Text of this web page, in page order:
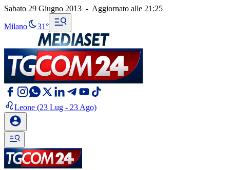
Sabato 29 Giugno 2013 - Aggiornato alle 21:25
Milano 31°
Leone (23 Lug - 23 Ago)